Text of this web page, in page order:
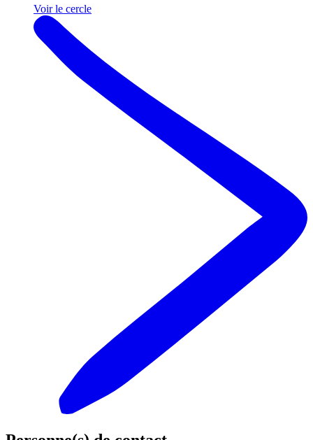
Voir le cercle